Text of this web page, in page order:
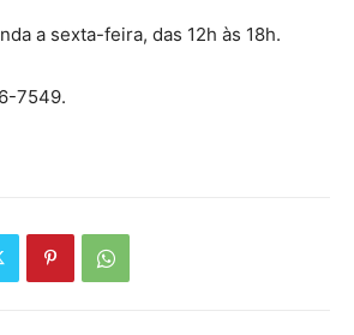
a sexta-feira, das 12h às 18h.
7549.